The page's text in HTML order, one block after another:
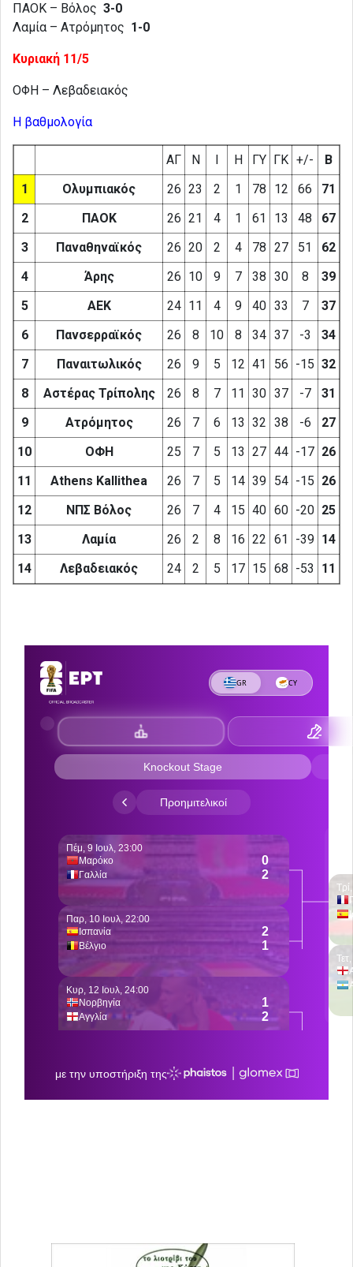
ΠΑΟΚ – Βόλος 3-0
Λαμία – Ατρόμητος 1-0
Κυριακή 11/5
ΟΦΗ – Λεβαδειακός
Η βαθμολογία
ΑΓ Ν Ι Η ΓΥ ΓΚ +/-
Β
1
Ολυμπιακός 26 23 2 1 78 12 66
71
2
ΠΑΟΚ 26 21 4 1 61 13 48
67
3
Παναθηναϊκός 26 20 2 4 78 27 51
62
4
Άρης 26 10 9 7 38 30 8
39
5
ΑΕΚ 24 11 4 9 40 33 7
37
6
Πανσερραϊκός 26 8 10 8 34 37 -3
34
7
Παναιτωλικός 26 9 5 12 41 56 -15 32
8
Αστέρας Τρίπολης 26 8 7 11 30 37 -7
31
9
Ατρόμητος 26 7 6 13 32 38 -6
27
10
ΟΦΗ 25 7 5 13 27 44 -17 26
11
Athens Kallithea 26 7 5 14 39 54 -15 26
12
ΝΠΣ Βόλος 26 7 4 15 40 60 -20 25
13
Λαμία 26 2 8 16 22 61 -39 14
14
Λεβαδειακός 24 2 5 17 15 68 -53 11